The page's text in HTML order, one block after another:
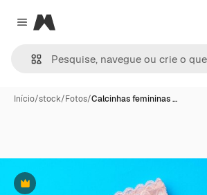
Close menu
Magnific
Início/stock/Fotos/Calcinhas femininas …
Premium